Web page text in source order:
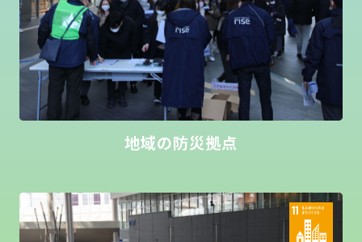
地域の防災拠点